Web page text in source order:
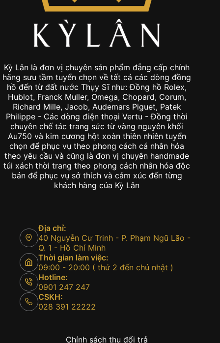
Kỳ Lân là đơn vị chuyên sản phẩm đẳng cấp chính
hãng sưu tầm tuyển chọn về tất cả các dòng đồng
hồ đến từ đất nước Thụy Sĩ như: Đồng hồ Rolex,
Hublot, Franck Muller, Omega, Chopard, Corum,
Richard Mille, Jacob, Audemars Piguet, Patek
Philippe - Các dòng điện thoại Vertu - Đồng thời
chuyên chế tác trang sức từ vàng nguyên khối
Au750 và kim cương hột xoàn thiên nhiên tuyển
chọn để phục vụ theo phong cách cá nhân hóa
theo yêu cầu và cũng là đơn vị chuyên handmade
túi xách thời trang theo phong cách nhân hóa độc
bản để phục vụ sở thích và cảm xúc đến từng
khách hàng của Kỳ Lân
Địa chỉ:
40 Nguyễn Cư Trinh - P. Phạm Ngũ Lão -
Q. 1 - Hồ Chí Minh
Thời gian làm việc:
09:00 - 20:00 ( thứ 2 đến chủ nhật )
Hotline:
0901 247 247
CSKH:
028 391 22222
Chính sách thu đổi trả